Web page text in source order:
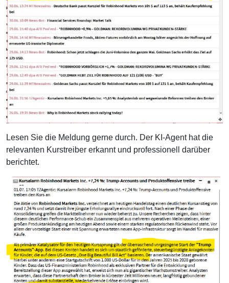
Lesen Sie die Meldung gerne durch. Der KI-Agent hat die
relevanten Kurstreiber erkannt und professionell darüber
berichtet.